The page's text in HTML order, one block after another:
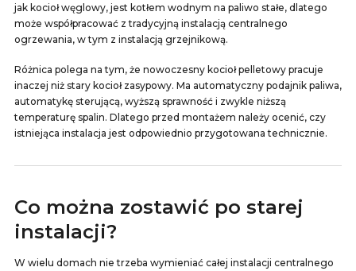
jak kocioł węglowy, jest kotłem wodnym na paliwo stałe, dlatego
może współpracować z tradycyjną instalacją centralnego
ogrzewania, w tym z instalacją grzejnikową.
Różnica polega na tym, że nowoczesny kocioł pelletowy pracuje
inaczej niż stary kocioł zasypowy. Ma automatyczny podajnik paliwa,
automatykę sterującą, wyższą sprawność i zwykle niższą
temperaturę spalin. Dlatego przed montażem należy ocenić, czy
istniejąca instalacja jest odpowiednio przygotowana technicznie.
Co można zostawić po starej
instalacji?
W wielu domach nie trzeba wymieniać całej instalacji centralnego